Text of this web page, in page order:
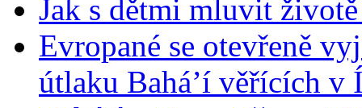
Jak s dětmi mluvit
Evropané se otevřeně
útlaku Bahá’í věřících v